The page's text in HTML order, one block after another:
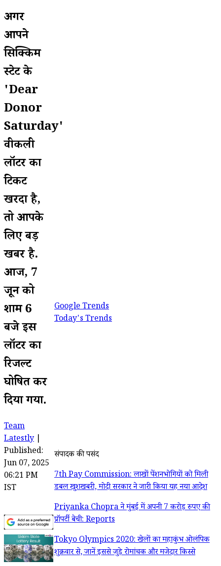
अगर
आपने
सिक्किम
स्टेट के
'Dear
Donor
Saturday'
वीकली
लॉटरी का
टिकट
खरीदा है,
तो आपके
लिए बड़ी
खबर है.
आज, 7
जून को
शाम 6
बजे इस
लॉटरी का
रिजल्ट
घोषित कर
दिया गया.
Team
Latestly
Published:
Jun 07, 2025
06:21 PM
IST
Google Trends
Today's Trends
संपादक की पसंद
7th Pay Commission: लाखों पेंशनभोगियों को मिली
डबल खुशखबरी, मोदी सरकार ने जारी किया यह नया आदेश
Priyanka Chopra ने मुंबई में अपनी 7 करोड़ रुपए की
प्रॉपर्टी बेची: Reports
Tokyo Olympics 2020: खेलों का महाकुंभ ओलंपिक
शुक्रवार से, जानें इससे जुड़े रोमांचक और मजेदार किस्से